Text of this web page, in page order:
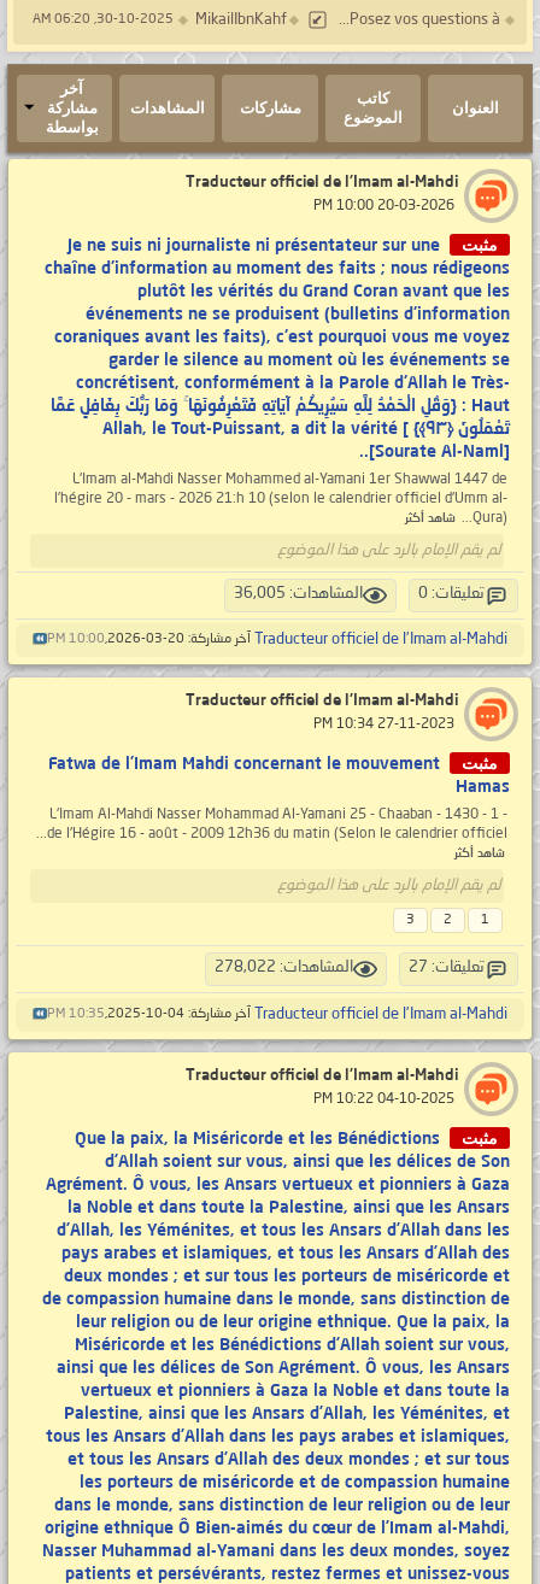
Posez vos questions à...
MikailIbnKahf
30-10-2025, 06:20 AM
العنوان
كاتب
الموضوع
مشاركات المشاهدات
آخر
مشاركة
بواسطة
Traducteur officiel de l'Imam al-Mahdi
مثبت
Je ne suis ni journaliste ni présentateur sur une
chaîne d'information au moment des faits ; nous rédigeons
plutôt les vérités du Grand Coran avant que les
événements ne se produisent (bulletins d'information
coraniques avant les faits), c'est pourquoi vous me voyez
garder le silence au moment où les événements se
concrétisent, conformément à la Parole d'Allah le Très-
Haut : {وَقُلِ الْحَمْدُ لِلَّهِ سَيُرِيكُمْ آيَاتِهِ فَتَعْرِفُونَهَا ۚ وَمَا رَبُّكَ بِغَافِلٍ عَمَّا
تَعْمَلُونَ ‎﴿٩٣﴾‏} ] Allah, le Tout-Puissant, a dit la vérité
[Sourate Al-Naml]..
L'Imam al-Mahdi Nasser Mohammed al-Yamani 1er Shawwal 1447 de
l’hégire 20 - mars - 2026 21:h 10 (selon le calendrier officiel d'Umm al-
Qura)...
شاهد أكثر
لم يقم الإمام بالرد على هذا الموضوع
تعليقات: 0 المشاهدات: 36,005
Traducteur officiel de l'Imam al-Mahdi آخر مشاركة: 20-03-2026, 10:00 PM
Traducteur officiel de l'Imam al-Mahdi
مثبت
Fatwa de l'Imam Mahdi concernant le mouvement
Hamas
- 1 - L'Imam Al-Mahdi Nasser Mohammad Al-Yamani 25 - Chaaban - 1430
de l'Hégire 16 - août - 2009 12h36 du matin (Selon le calendrier officiel...
شاهد أكثر
لم يقم الإمام بالرد على هذا الموضوع
1
2
3
تعليقات: 27 المشاهدات: 278,022
Traducteur officiel de l'Imam al-Mahdi آخر مشاركة: 04-10-2025, 10:35 PM
Traducteur officiel de l'Imam al-Mahdi
مثبت
Que la paix, la Miséricorde et les Bénédictions
d’Allah soient sur vous, ainsi que les délices de Son
Agrément. Ô vous, les Ansars vertueux et pionniers à Gaza
la Noble et dans toute la Palestine, ainsi que les Ansars
d’Allah, les Yéménites, et tous les Ansars d’Allah dans les
pays arabes et islamiques, et tous les Ansars d’Allah des
deux mondes ; et sur tous les porteurs de miséricorde et
de compassion humaine dans le monde, sans distinction de
leur religion ou de leur origine ethnique. Que la paix, la
Miséricorde et les Bénédictions d’Allah soient sur vous,
ainsi que les délices de Son Agrément. Ô vous, les Ansars
vertueux et pionniers à Gaza la Noble et dans toute la
Palestine, ainsi que les Ansars d’Allah, les Yéménites, et
tous les Ansars d’Allah dans les pays arabes et islamiques,
et tous les Ansars d’Allah des deux mondes ; et sur tous
les porteurs de miséricorde et de compassion humaine
dans le monde, sans distinction de leur religion ou de leur
origine ethnique Ô Bien-aimés du cœur de l’Imam al-Mahdi,
Nasser Muhammad al-Yamani dans les deux mondes, soyez
patients et persévérants, restez fermes et unissez-vous